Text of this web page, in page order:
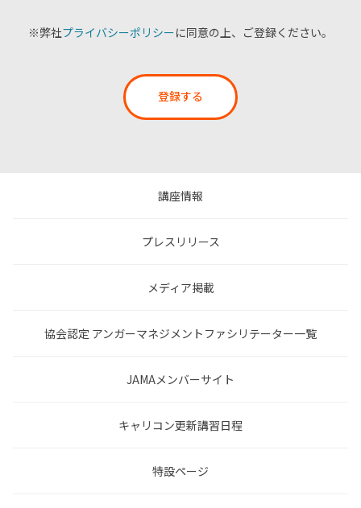
※弊社プライバシーポリシーに同意の上、ご登録ください。
登録する
講座情報
プレスリリース
メディア掲載
協会認定 アンガーマネジメントファシリテーター一覧
JAMAメンバーサイト
キャリコン更新講習日程
特設ページ